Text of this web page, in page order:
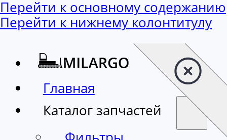
Перейти к основному содержанию
Перейти к нижнему колонтитулу
Главная
Каталог запчастей